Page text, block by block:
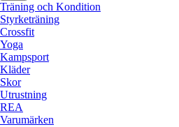
Träning och Kondition
Styrketräning
Crossfit
Yoga
Kampsport
Kläder
Skor
Utrustning
REA
Varumärken